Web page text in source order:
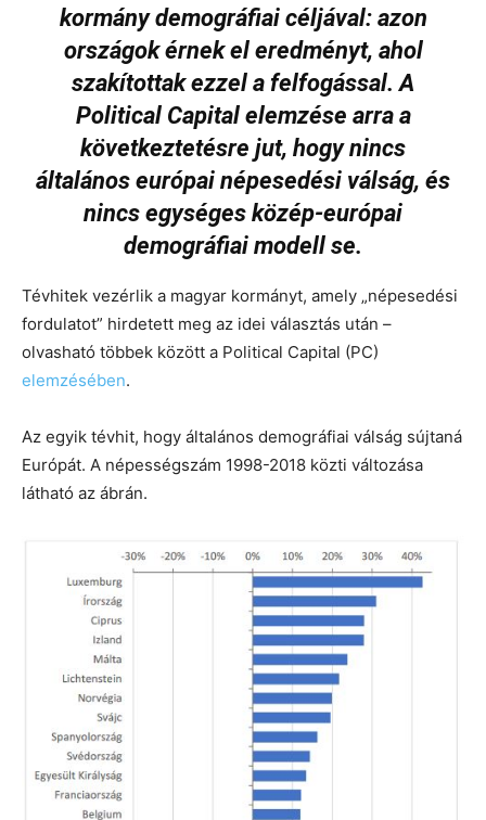
kormány demográfiai céljával: azon
országok érnek el eredményt, ahol
szakítottak ezzel a felfogással. A
Political Capital elemzése arra a
következtetésre jut, hogy nincs
általános európai népesedési válság, és
nincs egységes közép-európai
demográfiai modell se.
Tévhitek vezérlik a magyar kormányt, amely „népesedési
fordulatot” hirdetett meg az idei választás után –
olvasható többek között a Political Capital (PC)
elemzésében.
Az egyik tévhit, hogy általános demográfiai válság sújtaná
Európát. A népességszám 1998-2018 közti változása
látható az ábrán.